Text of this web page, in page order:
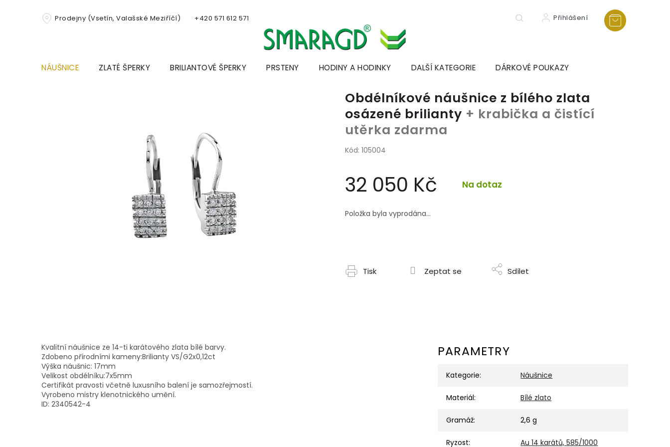
Prodejny (Vsetín, Valašské Meziříčí) +420 571 612 571 Přihlášení
NÁUŠNICE ZLATÉ ŠPERKY BRILIANTOVÉ ŠPERKY PRSTENY HODINY A HODINKY DALŠÍ KATEGORIE DÁRKOVÉ POUKAZY
Obdélníkové náušnice z bílého zlata
osázené brilianty + krabička a čistící
utěrka zdarma
Kód: 105004
32 050 Kč Na dotaz
cena:
Položka byla vyprodána…
Tisk Zeptat se Sdílet
Kvalitní náušnice ze 14-ti karátového zlata bílé barvy.
Zdobeno přírodními kameny:Brilianty VS/G2x0,12ct
Výška náušnic: 17mm
Velikost obdélníku:7x5mm
Certifikát pravosti včetně luxusního balení je samozřejmostí.
Vyrobeno mistry klenotnického umění.
ID: 2340542-4
PARAMETRY
Kategorie: Náušnice
Materiál: Bílé zlato
Gramáž: 2,6 g
Ryzost: Au 14 karátů, 585/1000